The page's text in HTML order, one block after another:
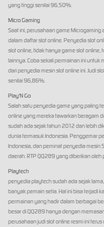
yang tinggi senilai 96,50%.
Micro Gaming
Saat ini, perusahaan game
dalam daftar slot online. Penyedia slot
slot online, tidak hanya game slot
lainnya. Coba sekali permainan ini
dari penyedia mesin slot online ini. Judi
senilai 96,86%.
Play'N Go
Salah satu penyedia game yang paling
online yang mereka tawarkan beragam
sudah ada sejak tahun 2012 dan lebih
dunia termasuk Indonesia. Penggemar
Indonesia, dan peminat penyedia mesin
daerah. RTP QQ289 yang diberikan
Playtech
penyedia playtech sudah ada sejak
banyak pemain setia. Hal ini bisa terjadi
permainan yang hadir dalam berbagai
besar di QQ289 hanya dengan
perusahaan judi slot online resmi ini